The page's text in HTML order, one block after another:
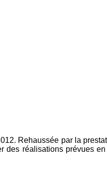
Rehaussée par la
des réalisations prévues